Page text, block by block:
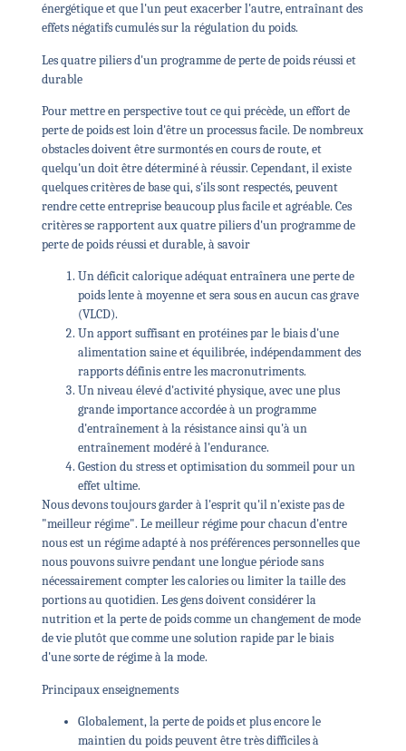
énergétique et que l'un peut exacerber l'autre, entraînant des
effets négatifs cumulés sur la régulation du poids.
Les quatre piliers d'un programme de perte de poids réussi et
durable
Pour mettre en perspective tout ce qui précède, un effort de
perte de poids est loin d'être un processus facile. De nombreux
obstacles doivent être surmontés en cours de route, et
quelqu'un doit être déterminé à réussir. Cependant, il existe
quelques critères de base qui, s'ils sont respectés, peuvent
rendre cette entreprise beaucoup plus facile et agréable. Ces
critères se rapportent aux quatre piliers d'un programme de
perte de poids réussi et durable, à savoir
Un déficit calorique adéquat entraînera une perte de
poids lente à moyenne et serasousen aucun cas grave
(VLCD).
Un apport suffisant en protéines par le biais d'une
alimentation saine et équilibrée, indépendamment des
rapports définis entre les macronutriments.
Un niveau élevé d'activité physique, avec une plus
grande importance accordée à un programme
d'entraînement à la résistance ainsi qu'à un
entraînement modéré à l'endurance.
Gestion du stress et optimisation du sommeil pour un
effet ultime.
Nous devons toujours garder à l'esprit qu'il n'existe pas de
"meilleur régime". Le meilleur régime pour chacun d'entre
nous est un régime adapté à nos préférences personnelles que
nous pouvons suivre pendant une longue période sans
nécessairement compter les calories ou limiter la taille des
portions au quotidien. Les gens doivent considérer la
nutrition et la perte de poids comme un changement de mode
de vie plutôt que comme une solution rapide par le biais
d'une sorte de régime à la mode.
Principaux enseignements
Globalement, la perte de poids et plus encore le
maintien du poids peuvent être très difficiles à